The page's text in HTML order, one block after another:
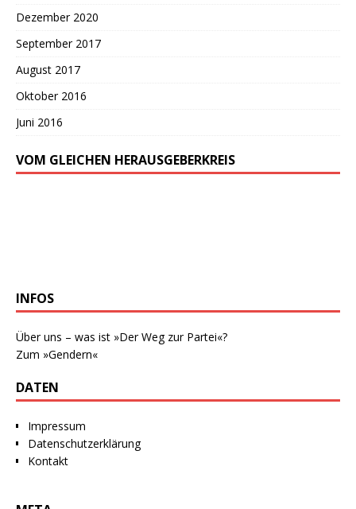
Dezember 2020
September 2017
August 2017
Oktober 2016
Juni 2016
VOM GLEICHEN HERAUSGEBERKREIS
INFOS
Über uns – was ist »Der Weg zur Partei«?
Zum »Gendern«
DATEN
Impressum
Datenschutzerklärung
Kontakt